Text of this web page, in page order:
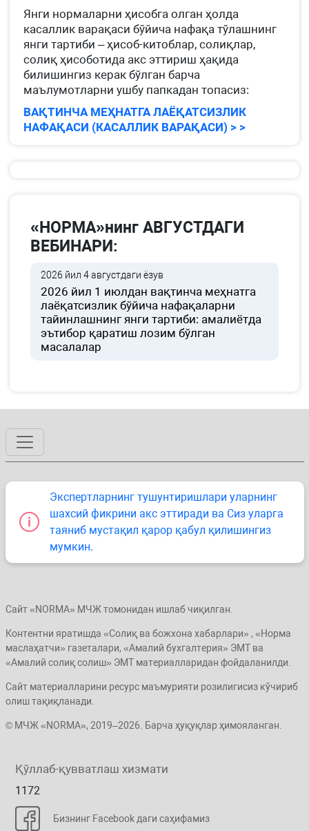
Янги нормаларни ҳисобга олган ҳолда
касаллик варақаси бўйича нафақа тўлашнинг
янги тартиби – ҳисоб-китоблар, солиқлар,
солиқ ҳисоботида акс эттириш ҳақида
билишингиз керак бўлган барча
маълумотларни ушбу папкадан топасиз:
ВАҚТИНЧА МЕҲНАТГА ЛАЁҚАТСИЗЛИК
НАФАҚАСИ (КАСАЛЛИК ВАРАҚАСИ) > >
«НОРМА»нинг АВГУСТДАГИ
ВЕБИНАРИ:
2026 йил 4 августдаги ёзув
2026 йил 1 июлдан вақтинча меҳнатга
лаёқатсизлик бўйича нафақаларни
тайинлашнинг янги тартиби: амалиётда
эътибор қаратиш лозим бўлган
масалалар
Экспертларнинг тушунтиришлари уларнинг
шахсий фикрини акс эттиради ва Сиз уларга
таяниб мустақил қарор қабул қилишингиз
мумкин.
Сайт «NORMA» МЧЖ томонидан ишлаб чиқилган.
Контентни яратишда «Солиқ ва божхона хабарлари» , «Норма
маслаҳатчи» газеталари, «Амалий бухгалтерия» ЭМТ ва
«Амалий солиқ солиш» ЭМТ материалларидан фойдаланилди.
Сайт материалларини ресурс маъмурияти розилигисиз кўчириб
олиш тақиқланади.
© МЧЖ «NORMA», 2019–2026. Барча ҳуқуқлар ҳимояланган.
Қўллаб-қувватлаш хизмати
1172
Бизнинг Facebook даги саҳифамиз